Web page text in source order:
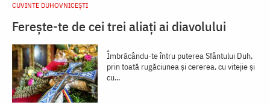
CUVINTE DUHOVNICEȘTI
Ferește-te de cei trei aliați ai diavolului
Îmbrăcându-te întru puterea Sfântului Duh,
prin toată rugăciunea și cererea, cu vitejie și
cu...